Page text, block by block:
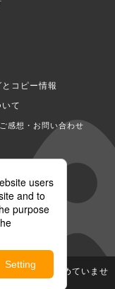
コピー情報
て
感想・お問い合わせ
ンネル
無断利用は認めていませ